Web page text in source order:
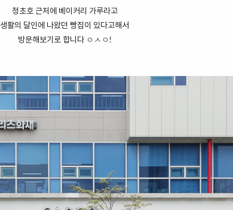
청초호 근처에 베이커리 가루라고
생활의 달인에 나왔던 빵집이 있다고해서
방문해보기로 합니다 ㅇㅅㅇ!